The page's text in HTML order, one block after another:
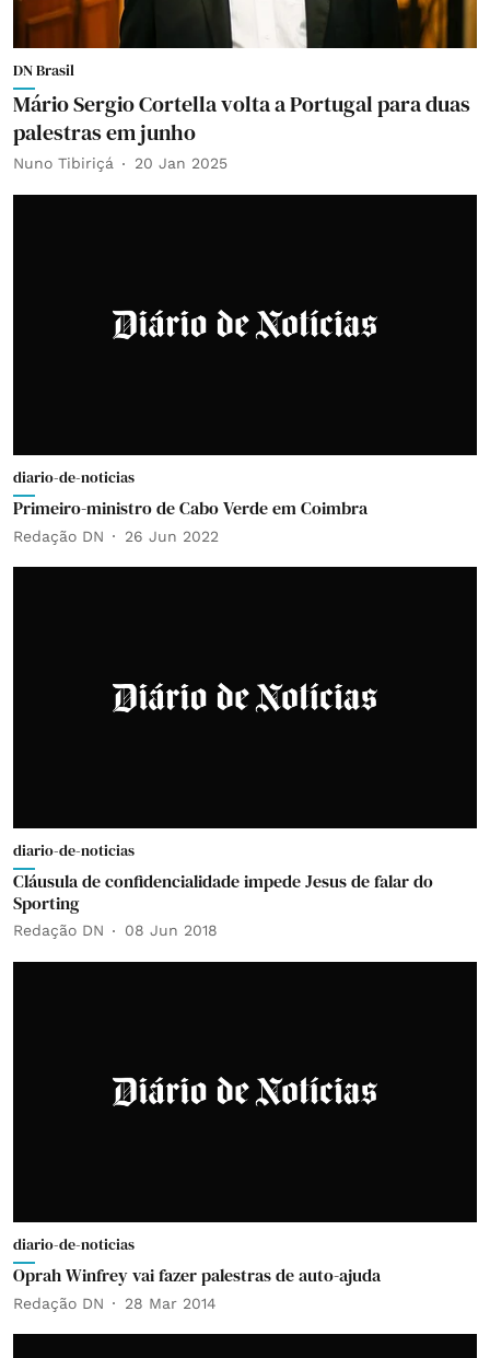
DN Brasil
Mário Sergio Cortella volta a Portugal para duas
palestras em junho
Nuno Tibiriçá 20 Jan 2025
diario-de-noticias
Primeiro-ministro de Cabo Verde em Coimbra
Redação DN 26 Jun 2022
diario-de-noticias
Cláusula de confidencialidade impede Jesus de falar do
Sporting
Redação DN 08 Jun 2018
diario-de-noticias
Oprah Winfrey vai fazer palestras de auto-ajuda
Redação DN 28 Mar 2014